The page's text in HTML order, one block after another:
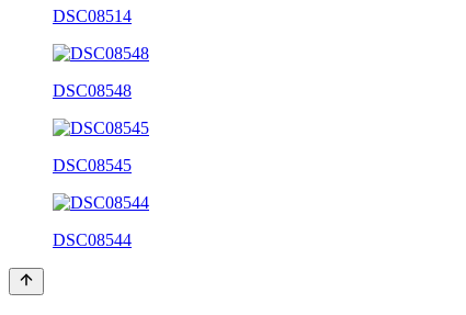
DSC08514
DSC08548
DSC08545
DSC08544